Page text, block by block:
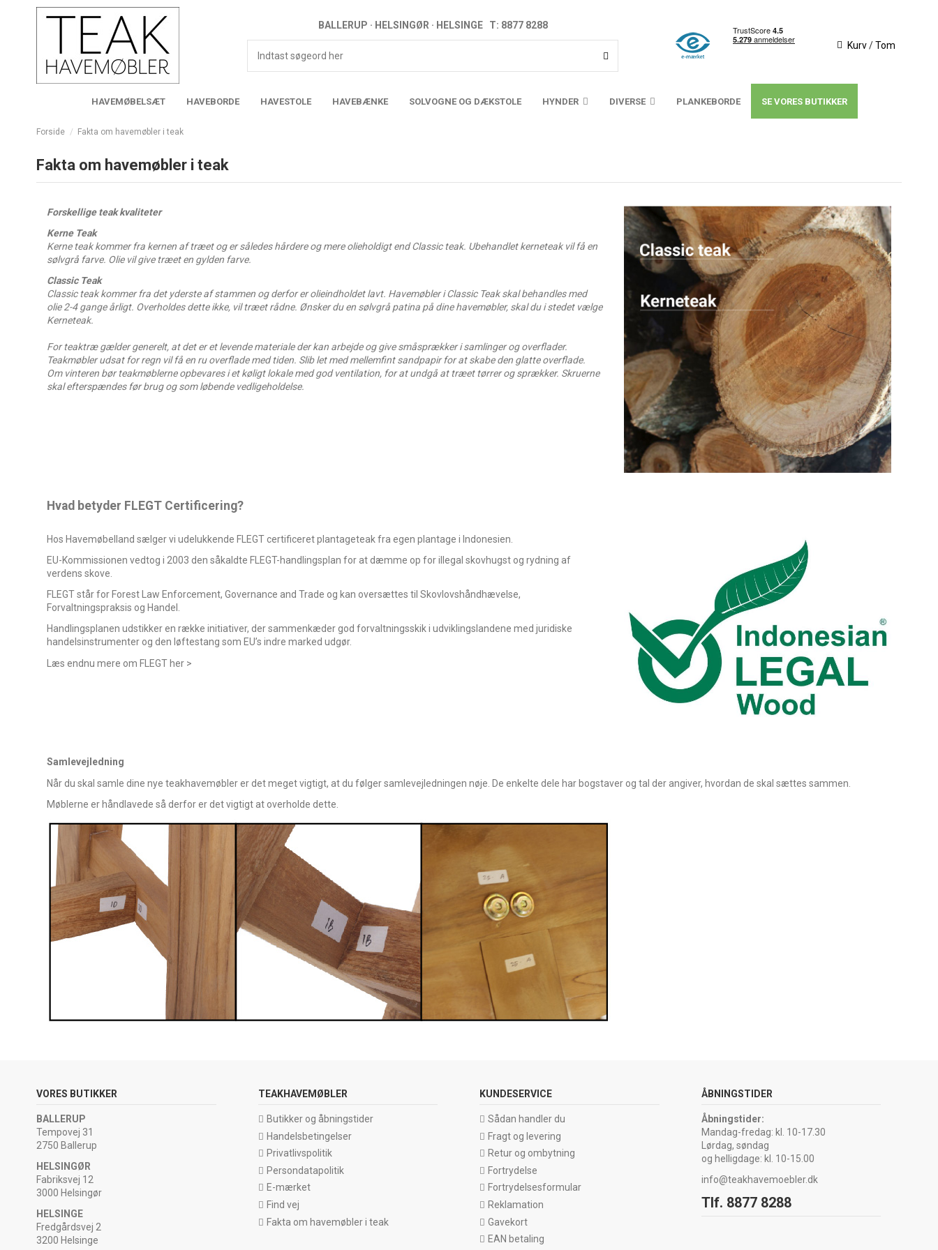
BALLERUP · HELSINGØR · HELSINGE T: 8877 8288
Kurv/Tom
HAVEMØBELSÆT HAVEBORDE HAVESTOLE HAVEBÆNKE SOLVOGNE OG DÆKSTOLE HYNDER DIVERSE PLANKEBORDE SE VORES BUTIKKER
Forside Fakta om havemøbler i teak
Fakta om havemøbler i teak
Forskellige teak kvaliteter
Kerne Teak
Kerne teak kommer fra kernen af træet og er således hårdere og mere olieholdigt end Classic teak. Ubehandlet kerneteak vil få en
sølvgrå farve. Olie vil give træet en gylden farve.
Classic Teak
Classic teak kommer fra det yderste af stammen og derfor er olieindholdet lavt. Havemøbler i Classic Teak skal behandles med
olie 2-4 gange årligt. Overholdes dette ikke, vil træet rådne. Ønsker du en sølvgrå patina på dine havemøbler, skal du i stedet vælge
Kerneteak.
For teaktræ gælder generelt, at det er et levende materiale der kan arbejde og give småsprækker i samlinger og overflader.
Teakmøbler udsat for regn vil få en ru overflade med tiden. Slib let med mellemfint sandpapir for at skabe den glatte overflade.
Om vinteren bør teakmøblerne opbevares i et køligt lokale med god ventilation, for at undgå at træet tørrer og sprækker. Skruerne
skal efterspændes før brug og som løbende vedligeholdelse.
Hvad betyder FLEGT Certificering?
Hos Havemøbelland sælger vi udelukkende FLEGT certificeret plantageteak fra egen plantage i Indonesien.
EU-Kommissionen vedtog i 2003 den såkaldte FLEGT-handlingsplan for at dæmme op for illegal skovhugst og rydning af
verdens skove.
FLEGT står for Forest Law Enforcement, Governance and Trade og kan oversættes til Skovlovshåndhævelse,
Forvaltningspraksis og Handel.
Handlingsplanen udstikker en række initiativer, der sammenkæder god forvaltningsskik i udviklingslandene med juridiske
handelsinstrumenter og den løftestang som EU’s indre marked udgør.
Læs endnu mere om FLEGT her >
Samlevejledning
Når du skal samle dine nye teakhavemøbler er det meget vigtigt, at du følger samlevejledningen nøje. De enkelte dele har bogstaver og tal der angiver, hvordan de skal sættes sammen.
Møblerne er håndlavede så derfor er det vigtigt at overholde dette.
VORES BUTIKKER
BALLERUP
Tempovej 31
2750 Ballerup
HELSINGØR
Fabriksvej 12
3000 Helsingør
HELSINGE
Fredgårdsvej 2
3200 Helsinge
TEAKHAVEMØBLER
Butikker og åbningstider
Handelsbetingelser
Privatlivspolitik
Persondatapolitik
E-mærket
Find vej
Fakta om havemøbler i teak
KUNDESERVICE
Sådan handler du
Fragt og levering
Retur og ombytning
Fortrydelse
Fortrydelsesformular
Reklamation
Gavekort
EAN betaling
ÅBNINGSTIDER
Åbningstider:
Mandag-fredag: kl. 10-17.30
Lørdag, søndag
og helligdage: kl. 10-15.00
info@teakhavemoebler.dk
Tlf. 8877 8288